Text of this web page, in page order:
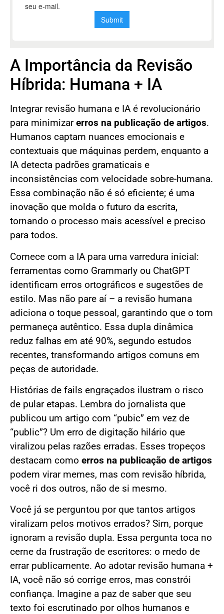
A Importância da Revisão
Híbrida: Humana + IA
Integrar revisão humana e IA é revolucionário
para minimizarerros na publicação de artigos.
Humanos captam nuances emocionais e
contextuais que máquinas perdem, enquanto a
IA detecta padrões gramaticais e
inconsistências com velocidade sobre-humana.
Essa combinação não é só eficiente; é uma
inovação que molda o futuro da escrita,
tornando o processo mais acessível e preciso
para todos.
Comece com a IA para uma varredura inicial:
ferramentas como Grammarly ou ChatGPT
identificam erros ortográficos e sugestões de
estilo. Mas não pare aí – a revisão humana
adiciona o toque pessoal, garantindo que o tom
permaneça autêntico. Essa dupla dinâmica
reduz falhas em até 90%, segundo estudos
recentes, transformando artigos comuns em
peças de autoridade.
Histórias de fails engraçados ilustram o risco
de pular etapas. Lembra do jornalista que
publicou um artigo com “pubic” em vez de
“public”? Um erro de digitação hilário que
viralizou pelas razões erradas. Esses tropeços
destacam como erros na publicação de artigos
podem virar memes, mas com revisão híbrida,
você ri dos outros, não de si mesmo.
Você já se perguntou por que tantos artigos
viralizam pelos motivos errados? Sim, porque
ignoram a revisão dupla. Essa pergunta toca no
cerne da frustração de escritores: o medo de
errar publicamente. Ao adotar revisão humana +
IA, você não só corrige erros, mas constrói
confiança. Imagine a paz de saber que seu
texto foi escrutinado por olhos humanos e